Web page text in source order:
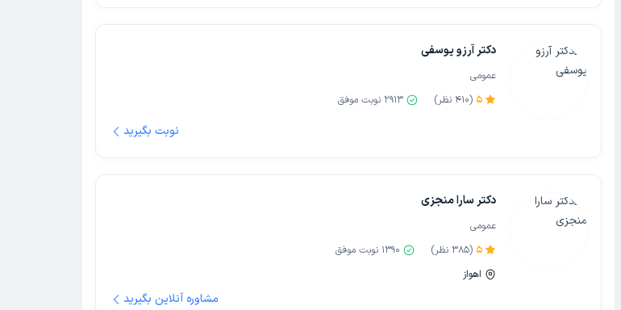
دکتر آرزو یوسفی
عمومی
5
(
410 نظر) 2913 نوبت موفق
نوبت بگیرید
دکتر سارا منجزی
عمومی
5
(
385 نظر) 1390 نوبت موفق
اهواز
مشاوره آنلاین بگیرید